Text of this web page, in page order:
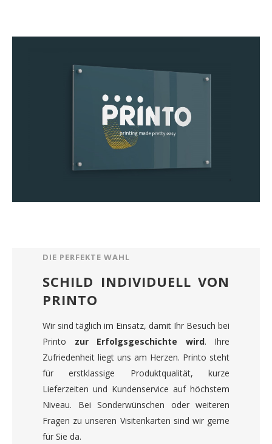
DIE PERFEKTE WAHL
SCHILD INDIVIDUELL VON
PRINTO
Wir sind täglich im Einsatz, damit Ihr Besuch bei
Printo zur Erfolgsgeschichte wird. Ihre
Zufriedenheit liegt uns am Herzen. Printo steht
für erstklassige Produktqualität, kurze
Lieferzeiten und Kundenservice auf höchstem
Niveau. Bei Sonderwünschen oder weiteren
Fragen zu unseren Visitenkarten sind wir gerne
für Sie da.